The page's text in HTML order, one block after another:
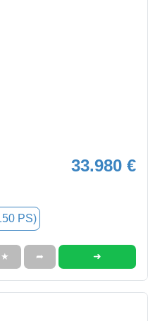
33.980 €
PS)
★ ➦ ➜